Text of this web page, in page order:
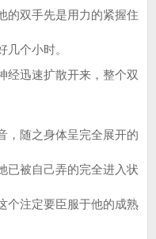
双手先是用力的紧握住
个小时。
迅速扩散开来，整个双
随之身体呈完全展开的
已被自己弄的完全进入状
个注定要臣服于他的成熟